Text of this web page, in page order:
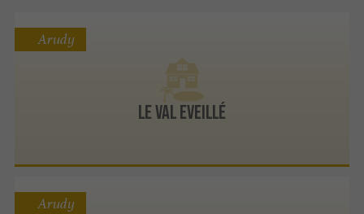
Le Val Eveillé
Arudy
Arudy